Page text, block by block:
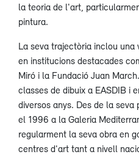
la teoria de l'art,
pintura.
La seva trajectòria inclou una
en institucions destacades
Miró i la Fundació Juan
classes de dibuix a EASDIB i
diversos anys. Des de la
el 1996 a la Galeria
regularment la seva obra en
centres d'art tant a nivell